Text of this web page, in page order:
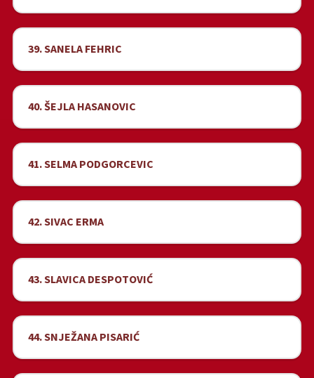
39. SANELA FEHRIC
40. ŠEJLA HASANOVIC
41. SELMA PODGORCEVIC
42. SIVAC ERMA
43. SLAVICA DESPOTOVIĆ
44. SNJEŽANA PISARIĆ